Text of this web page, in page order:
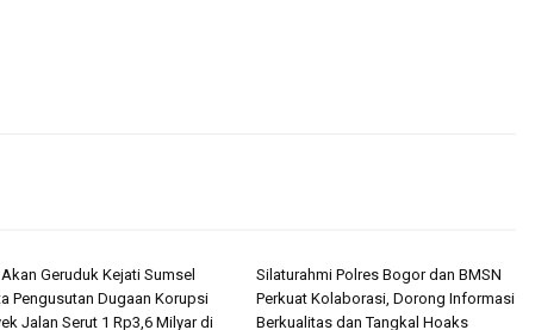
Akan Geruduk Kejati Sumsel
Pengusutan Dugaan Korupsi
Jalan Serut 1 Rp3,6 Milyar di
Silaturahmi Polres Bogor dan BMSN
Perkuat Kolaborasi, Dorong Informasi
Berkualitas dan Tangkal Hoaks